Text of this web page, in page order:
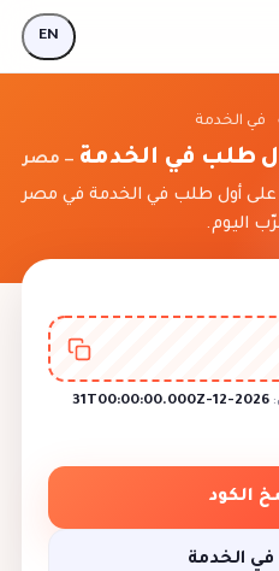
EN
في الخدمة
طلب في الخدمة — مصر
أول طلب في الخدمة في مصر
اليوم.
2026-12-31T00:00:00.000Z
الكود
في الخدمة